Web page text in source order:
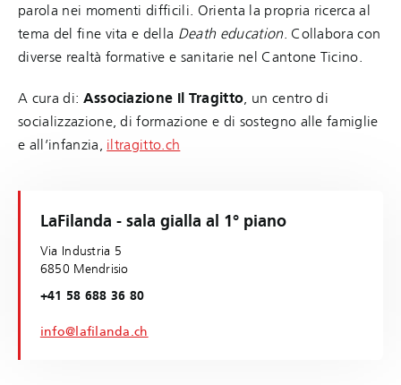
parola nei momenti difficili. Orienta la propria ricerca al
tema del fine vita e della Death education. Collabora con
diverse realtà formative e sanitarie nel Cantone Ticino.
A cura di: Associazione Il Tragitto, un centro di
socializzazione, di formazione e di sostegno alle famiglie
e all’infanzia, iltragitto.ch
LaFilanda - sala gialla al 1° piano
Via Industria 5
6850 Mendrisio
+41 58 688 36 80
info@lafilanda.ch